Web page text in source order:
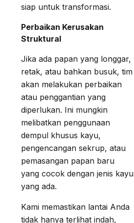
siap untuk transformasi.
Perbaikan Kerusakan
Struktural
Jika ada papan yang longgar,
retak, atau bahkan busuk, tim
akan melakukan perbaikan
atau penggantian yang
diperlukan. Ini mungkin
melibatkan penggunaan
dempul khusus kayu,
pengencangan sekrup, atau
pemasangan papan baru
yang cocok dengan jenis kayu
yang ada.
Kami memastikan lantai Anda
tidak hanya terlihat indah,